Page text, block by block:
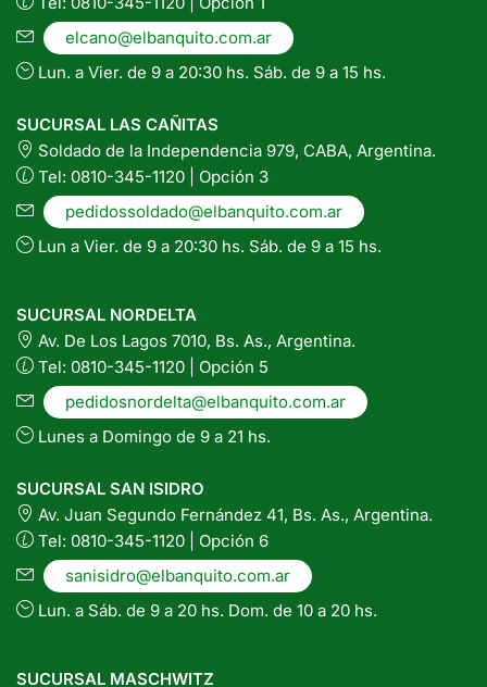
elcano@elbanquito.com.ar
Lun. a Vier. de 9 a 20:30 hs. Sáb. de 9 a 15 hs.
SUCURSAL LAS CAÑITAS
Soldado de la Independencia 979, CABA, Argentina.
Tel: 0810-345-1120 | Opción 3
pedidossoldado@elbanquito.com.ar
Lun a Vier. de 9 a 20:30 hs. Sáb. de 9 a 15 hs.
SUCURSAL NORDELTA
Av. De Los Lagos 7010, Bs. As., Argentina.
Tel: 0810-345-1120 | Opción 5
pedidosnordelta@elbanquito.com.ar
Lunes a Domingo de 9 a 21 hs.
SUCURSAL SAN ISIDRO
Av. Juan Segundo Fernández 41, Bs. As., Argentina.
Tel: 0810-345-1120 | Opción 6
sanisidro@elbanquito.com.ar
Lun. a Sáb. de 9 a 20 hs. Dom. de 10 a 20 hs.
SUCURSAL MASCHWITZ